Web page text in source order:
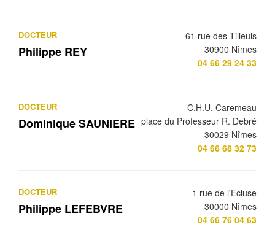
DOCTEUR
Philippe REY
61 rue des Tilleuls
30900 Nîmes
04 66 29 24 33
DOCTEUR
Dominique SAUNIERE
C.H.U. Caremeau
place du Professeur R. Debré
30029 Nîmes
04 66 68 32 73
DOCTEUR
Philippe LEFEBVRE
1 rue de l'Ecluse
30000 Nîmes
04 66 76 04 63